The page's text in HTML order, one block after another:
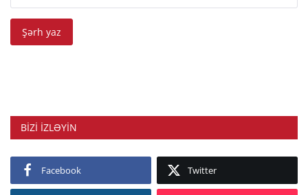
Şərh yaz
BIZI IZLƏYIN
Facebook Twitter